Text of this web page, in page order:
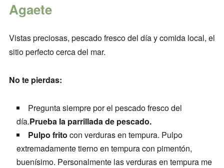
Agaete
Vistas preciosas, pescado fresco del día y comida local, el
sitio perfecto cerca del mar.
No te pierdas:
Pregunta siempre por el pescado fresco del
día.Prueba la parrillada de pescado.
Pulpo frito con verduras en tempura. Pulpo
extremadamente tierno en tempura con pimentón,
buenísimo. Personalmente las verduras en tempura me